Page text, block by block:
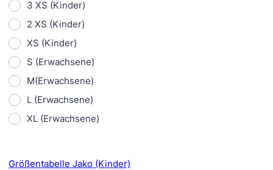
3 XS (Kinder)
2 XS (Kinder)
XS (Kinder)
S (Erwachsene)
M(Erwachsene)
L (Erwachsene)
XL (Erwachsene)
Größentabelle Jako (Kinder)